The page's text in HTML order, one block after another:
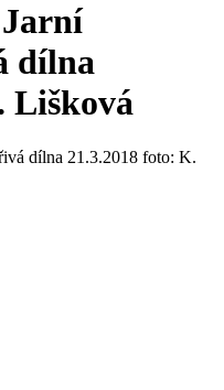
dílna
Lišková
dílna 21.3.2018 foto: K.